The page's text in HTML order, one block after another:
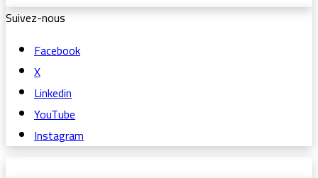
Suivez-nous
Facebook
X
Linkedin
YouTube
Instagram